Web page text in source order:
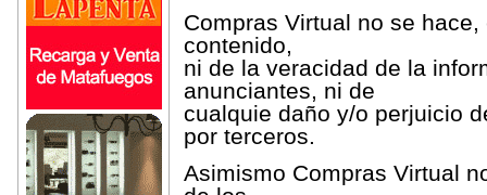
Compras Virtual no se
contenido,
ni de la veracidad de la
anunciantes, ni de
cualquie daño y/o perjuicio
por terceros.
Asimismo Compras Virtual